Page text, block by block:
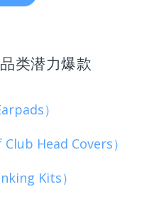
类潜力爆款
）
Head Covers）
Kits）